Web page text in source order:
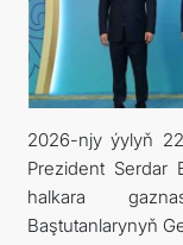
2026-njy ýylyň
Prezident Serdar
halkara
Baştutanlarynyň